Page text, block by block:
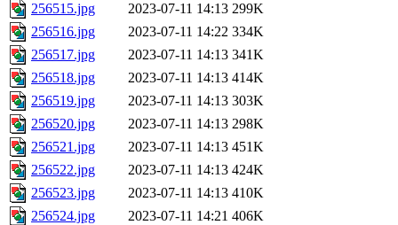
256515.jpg
2023-07-11 14:13 299K
256516.jpg
2023-07-11 14:22 334K
256517.jpg
2023-07-11 14:13 341K
256518.jpg
2023-07-11 14:13 414K
256519.jpg
2023-07-11 14:13 303K
256520.jpg
2023-07-11 14:13 298K
256521.jpg
2023-07-11 14:13 451K
256522.jpg
2023-07-11 14:13 424K
256523.jpg
2023-07-11 14:13 410K
256524.jpg
2023-07-11 14:21 406K